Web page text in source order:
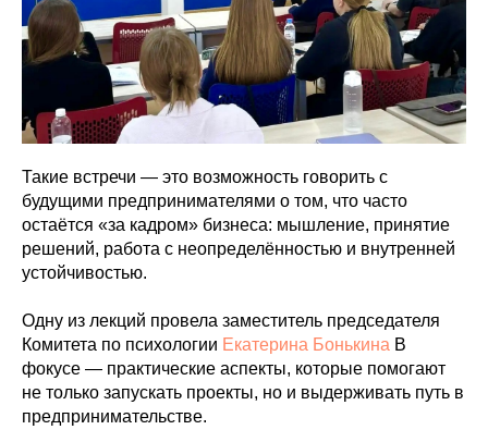
Такие встречи — это возможность говорить с
будущими предпринимателями о том, что часто
остаётся «за кадром» бизнеса: мышление, принятие
решений, работа с неопределённостью и внутренней
устойчивостью.
Одну из лекций провела заместитель председателя
Комитета по психологии Екатерина Бонькина В
фокусе — практические аспекты, которые помогают
не только запускать проекты, но и выдерживать путь в
предпринимательстве.